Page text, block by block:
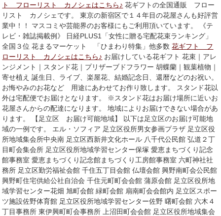
ト フローリスト カノシェはこちら♪ 花ギフトの全国通販 フロー
リスト カノシェです。 東京の新宿区で１４年目の花屋さんも好評営
業中！！ マスコミや芸能界のお客様にもご利用頂いています。 《テ
レビ・雑誌掲載例》 日経PLUS1「女性に贈る宅配花束ランキング」
全国３位 花まるマーケット 「ひまわり特集」他多数花ギフト フ
ローリスト カノシェはこちら♪ お届けしている花ギフト 花束｜アレ
ンジメント｜スタンド花｜プリザーブドフラワー 胡蝶蘭｜観葉植物｜
寄せ植え 誕生日、ライブ、楽屋花、結婚記念日、還暦などのお祝い。
お悔やみのお花など 用途にあわせてお作り致します。 スタンド花以
外は宅配便でお届けとなります。 ※スタンド花はお届け場所に近いお
花屋さんからの配達になります。 地域によりお届けできない場合があ
ります。 【足立区 お届け可能地域】 以下は足立区のお届け可能地
域の一例です。 エル・ソフィア 足立区役所男女参画プラザ 足立区役
所地域集会所中央南 足立区西新井文化ホール 八千代公民館 弘道２丁
目町会集会所 足立区役所地域学習センター保塚 愛恵まちづくり記念
館事務室 愛恵まちづくり記念館まちづくり工房館事務室 六町神社社
務所 足立区勤労福祉会館 千住五丁目会館 仏壇会館 興野南町会公民館
興野町住宅供給公社自治会 千住元町町会会館 蒲原会館 足立区役所地
域学習センター花畑 旭町会館 緑町会館 扇南町会会館内 足立区スポー
ツ施設佐野体育館 足立区役所地域学習センター佐野 曙町会館 六木４
丁目事務所 東伊興町町会事務所 上沼田町会会館 足立区役所地域集会